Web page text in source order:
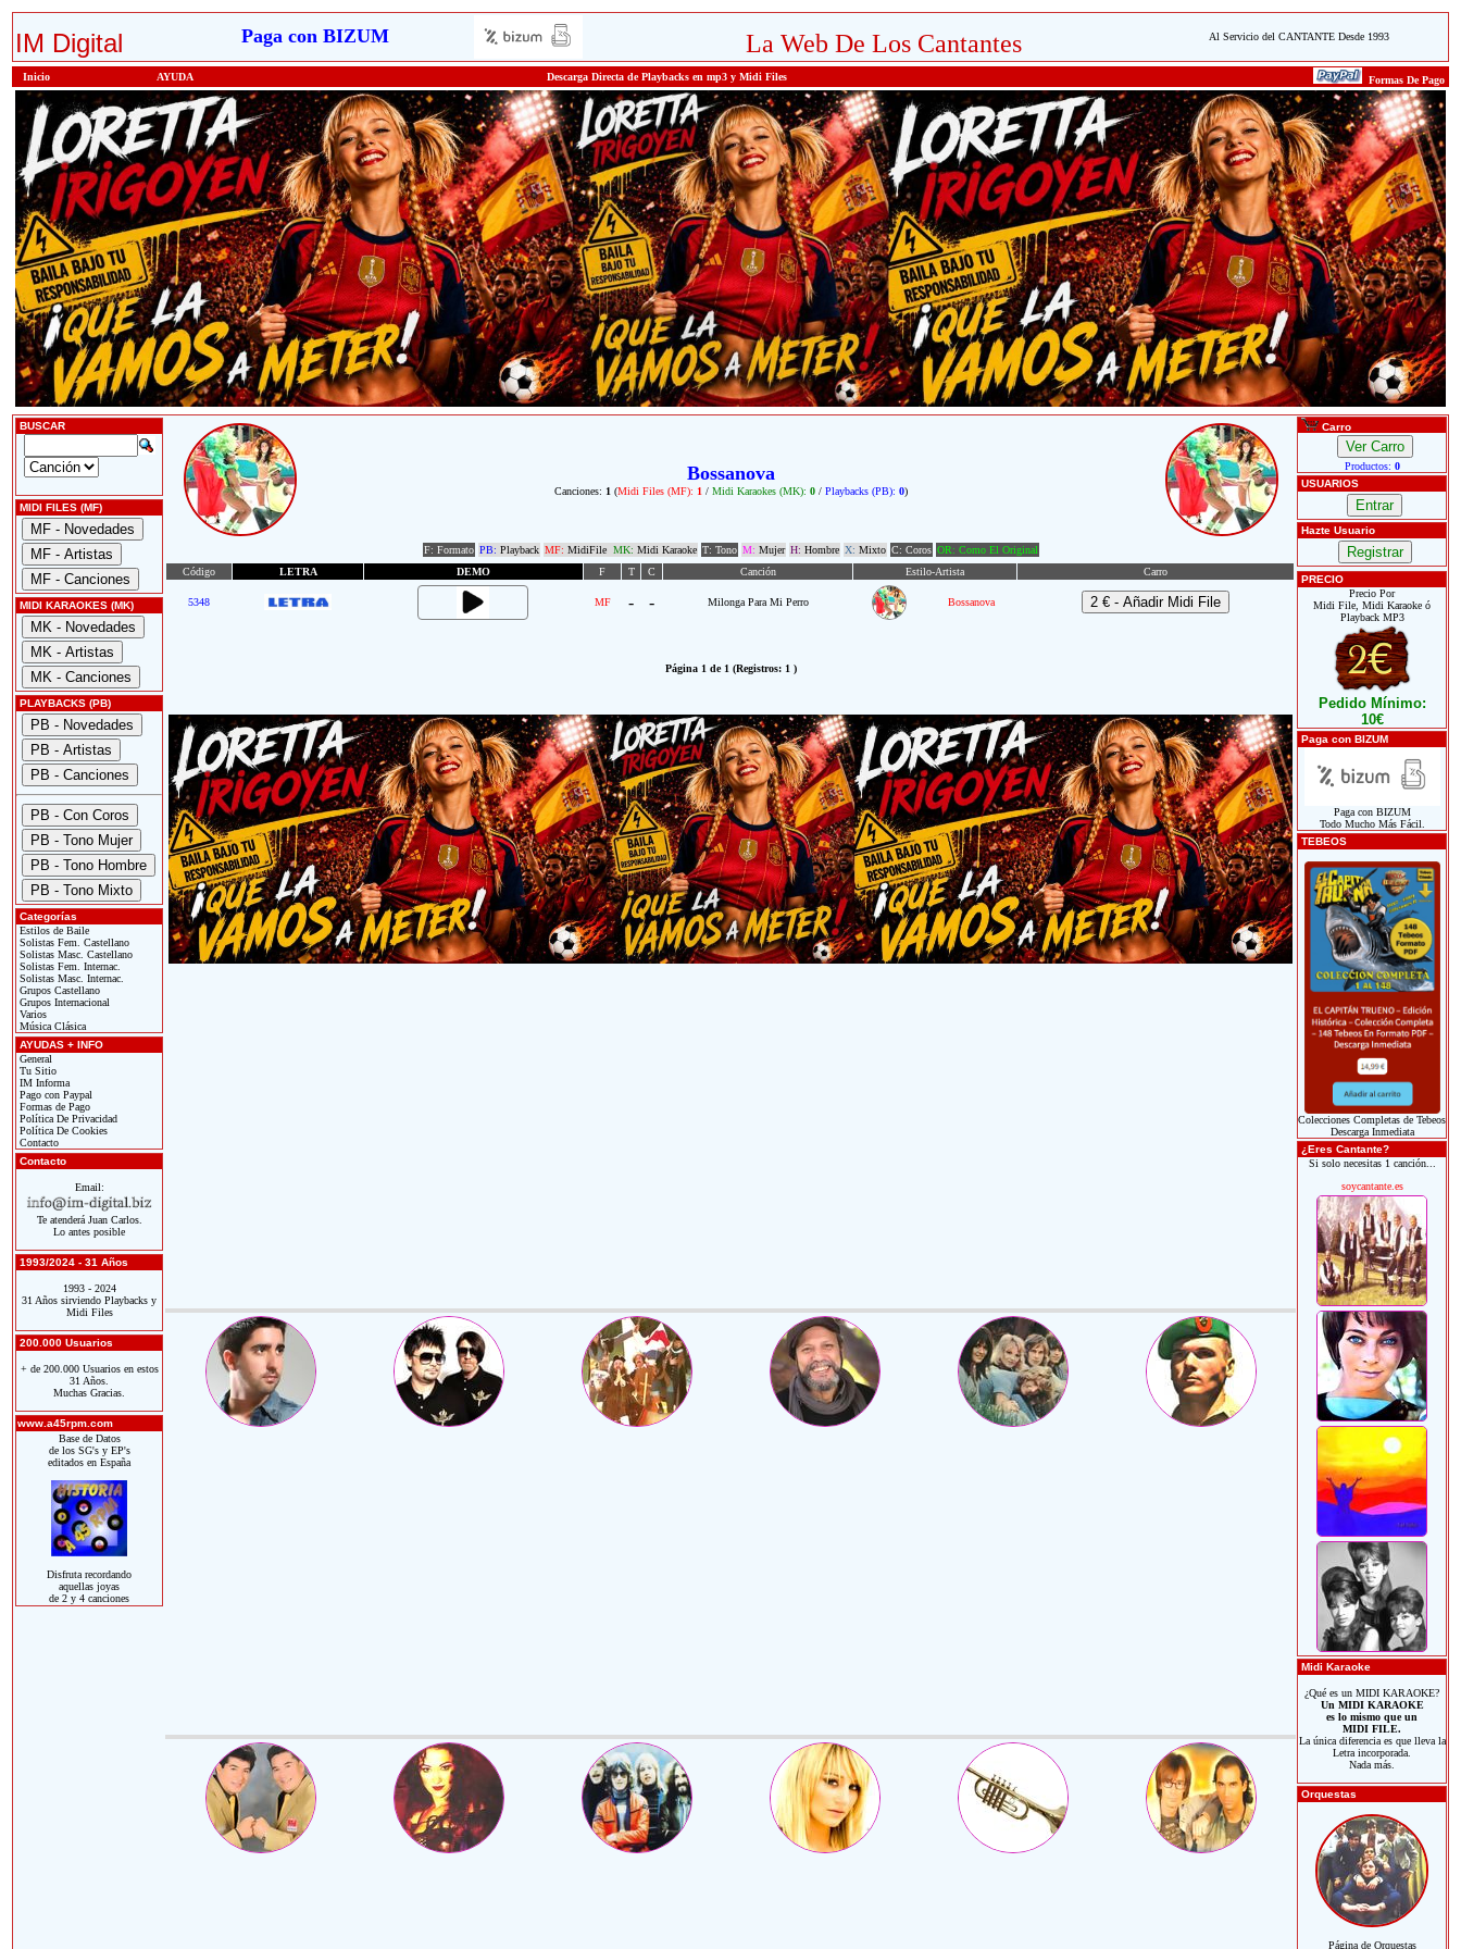
IM Digital Paga con BIZUM La Web De Los Cantantes Al Servicio del CANTANTE Desde 1993
Inicio AYUDA Descarga Directa de Playbacks en mp3 y Midi Files Formas De Pago
BUSCAR
MIDI FILES (MF)
MIDI KARAOKES (MK)
PLAYBACKS (PB)
Categorías
Estilos de Baile
Solistas Fem. Castellano
Solistas Masc. Castellano
Solistas Fem. Internac.
Solistas Masc. Internac.
Grupos Castellano
Grupos Internacional
Varios
Música Clásica
AYUDAS + INFO
General
Tu Sitio
IM Informa
Pago con Paypal
Formas de Pago
Política De Privacidad
Política De Cookies
Contacto
Contacto
Email:
Te atenderá Juan Carlos.
Lo antes posible
1993/2024 - 31 Años
1993 - 2024
31 Años sirviendo Playbacks y
Midi Files
200.000 Usuarios
+ de 200.000 Usuarios en estos
31 Años.
Muchas Gracias.
www.a45rpm.com
Base de Datos
de los SG's y EP's
editados en España
Disfruta recordando
aquellas joyas
de 2 y 4 canciones
Bossanova
Canciones: 1 (Midi Files (MF): 1 /Midi Karaokes (MK): 0/ Playbacks (PB): 0)
F: Formato PB: Playback MF: MidiFile MK: Midi Karaoke T: Tono M: Mujer H: Hombre X: Mixto C: Coros OR: Como El Original
Código
LETRA DEMO F T C Canción Estilo-Artista Carro
5348 MF - - Milonga Para Mi Perro Bossanova
Página 1 de 1 (Registros: 1 )
Carro
Productos: 0
USUARIOS
Hazte Usuario
PRECIO
Precio Por
Midi File, Midi Karaoke ó
Playback MP3
Pedido Mínimo:
10€
Paga con BIZUM
Paga con BIZUM
Todo Mucho Más Fácil.
TEBEOS
Colecciones Completas de Tebeos
Descarga Inmediata
¿Eres Cantante?
Si solo necesitas 1 canción...
soycantante.es
Midi Karaoke
¿Qué es un MIDI KARAOKE?
Un MIDI KARAOKE
es lo mismo que un
MIDI FILE.
La única diferencia es que lleva la
Letra incorporada.
Nada más.
Orquestas
Página de Orquestas